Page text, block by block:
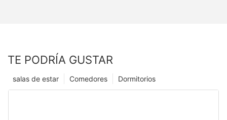
TE PODRÍA GUSTAR
Dormitorios
Comedores
salas de estar